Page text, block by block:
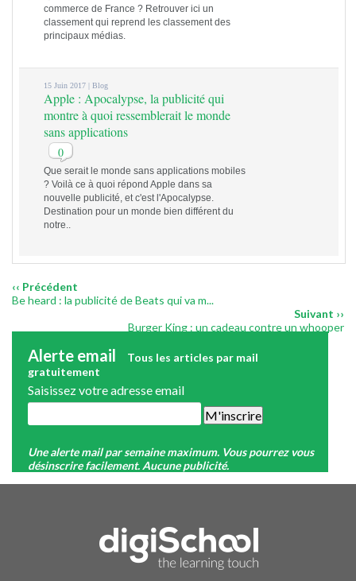
commerce de France ? Retrouver ici un
classement qui reprend les classement des
principaux médias.
15 Juin 2017 |Blog
Apple : Apocalypse, la publicité qui
montre à quoi ressemblerait le monde
sans applications
0
Que serait le monde sans applications mobiles
? Voilà ce à quoi répond Apple dans sa
nouvelle publicité, et c'est l'Apocalypse.
Destination pour un monde bien différent du
notre..
‹‹ Précédent
Be heard : la publicité de Beats qui va m...
Suivant ››
Burger King : un cadeau contre un whooper
Alerte email
Tous les articles par mail
gratuitement
Saisissez votre adresse email
Une alerte mail par semaine maximum. Vous pourrez vous
désinscrire facilement. Aucune publicité.